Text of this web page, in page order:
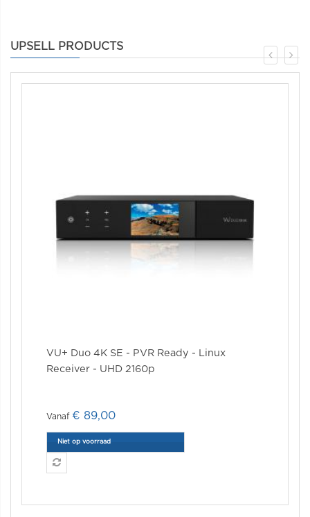
UPSELL PRODUCTS
VU+ Duo 4K SE - PVR Ready - Linux
Receiver - UHD 2160p
€ 89,00
Niet op voorraad